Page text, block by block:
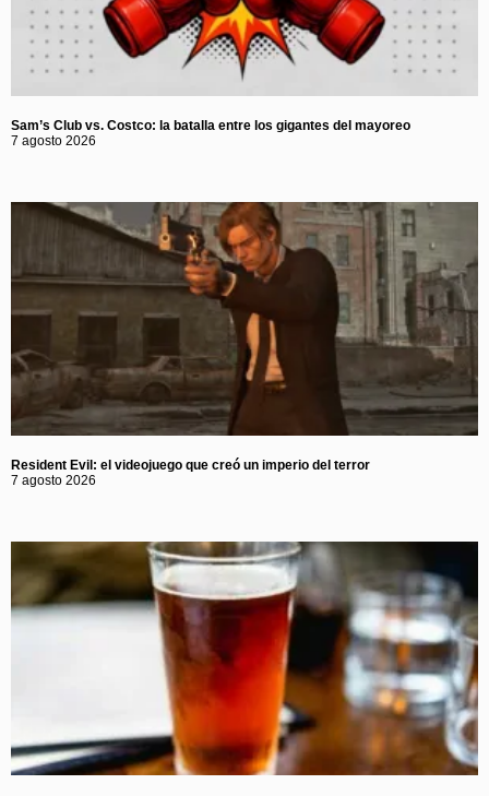
Sam’s Club vs. Costco: la batalla entre los gigantes del mayoreo
7 agosto 2026
Resident Evil: el videojuego que creó un imperio del terror
7 agosto 2026